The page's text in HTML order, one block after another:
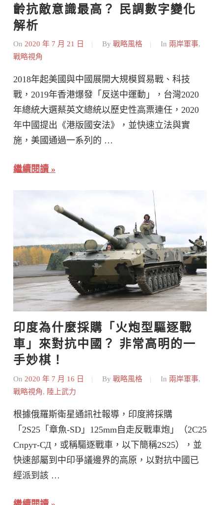
齡抗敵意識最高？ 民調數字變化
解析
On 2020 年 7 月 21 日 By 戰略風格 In 兩岸軍事,
戰略視角
2018年起美國與中國展開大規模貿易戰、科技
戰，2019年香港爆發「反送中運動」，台灣2020
年總統大選蔡英文總統以歷史性高票連任，2020
年中國提出《港版國安法》，並快速立法與實
施，美國通過一系列的 …
繼續閱讀
印度為什麼採購「火炮型驅逐戰
車」來對抗中國？ 非常高明的一
手妙棋！
On 2020 年 7 月 16 日 By 戰略風格 In 兩岸軍事,
戰略視角, 陸上武力
根據俄羅斯衛星通訊社報導，印度將採購
「2S25「章魚-SD」125mm自走反戰車炮」（2С25
Спрут-СД，或稱驅逐戰車，以下簡稱2S25），並
快速部屬到中印爭議邊界的高原，以對抗中國已
經派到該 …